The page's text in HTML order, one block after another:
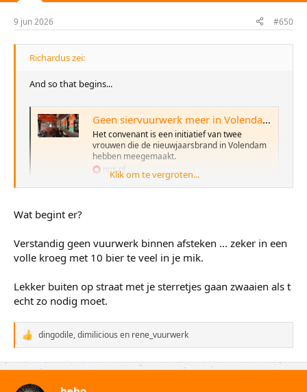
e
n
9 jun 2026 #650
Richardus zei:
And so that begins...
Geen siervuurwerk meer in Volendamse cafés: gemeente en horeca ondertekenen convenant
Het convenant is een initiatief van twee
vrouwen die de nieuwjaarsbrand in Volendam
hebben meegemaakt.
nos.nl
Klik om te vergroten...
Wat begint er?
Verstandig geen vuurwerk binnen afsteken ... zeker in een
volle kroeg met 10 bier te veel in je mik.
Lekker buiten op straat met je sterretjes gaan zwaaien als t
echt zo nodig moet.
W
a
a
r
d
dingodile,dimilicious en rene_vuurwerk